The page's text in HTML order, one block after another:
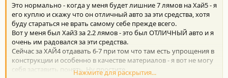
и
:
Это нормально - когда у меня будет лишние 7 лямов на Хай5 - я
его куплю и скажу что он отличный авто за эти средства, хотя
буду стараться не врать самому себе прежде всего.
Вот у меня был Хай3 за 2.2 лямов - это был ОТЛИЧНЫЙ авто и я
очень им радовался за эти средства.
Сейчас за ХАЙ4 отдавать 6-7 при том что там есть упрощения в
конструкции и особенно в качестве материалов - я вот не могу
себя заставить понять. Ну простите
Нажмите для раскрытия...